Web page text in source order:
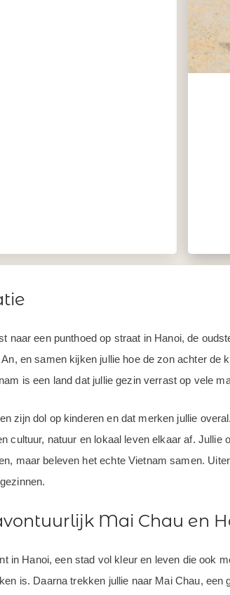
naar een punthoed op straat in Hanoi, de
en samen kijken jullie hoe de zon achter de
is een land dat jullie gezin verrast op vele
zijn dol op kinderen en dat merken jullie
cultuur, natuur en lokaal leven elkaar af. Jullie
maar beleven het echte Vietnam samen.
Mai Chau en
in Hanoi, een stad vol kleur en leven die ook
is. Daarna trekken jullie naar Mai Chau, een